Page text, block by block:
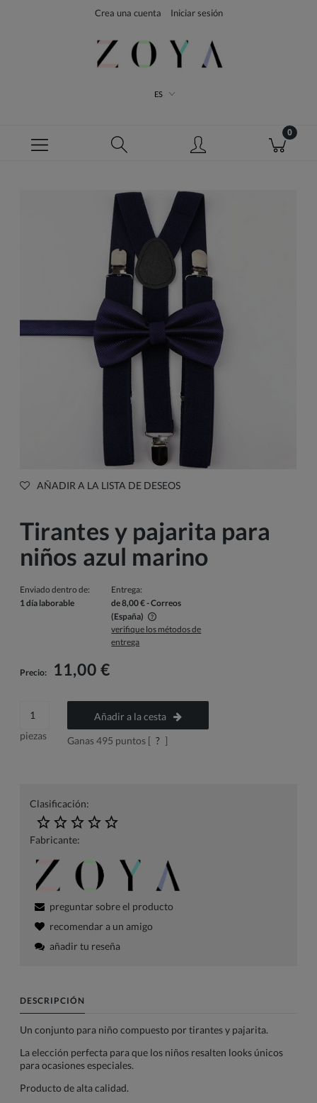
Crea una cuenta Iniciar sesión
ES
AÑADIR A LA LISTA DE DESEOS
Tirantes y pajarita para
niños azul marino
Enviado dentro de:
1 día laborable
Entrega:
de 8,00 €- Correos
(España)
El precio no incluye los posibles gastos de pago
verifique los métodos de
entrega
Precio: 11,00 €
piezas
Añadir a la cesta
Ganas495 puntos [ ? ]
Clasificación:
Fabricante:
preguntar sobre el producto
recomendar a un amigo
añadir tu reseña
DESCRIPCIÓN
Un conjunto para niño compuesto por tirantes y pajarita.
La elección perfecta para que los niños resalten looks únicos
para ocasiones especiales.
Producto de alta calidad.